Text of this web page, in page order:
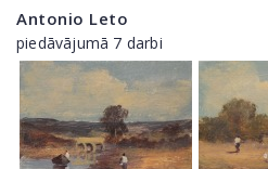
Antonio Leto
piedāvājumā 7 darbi